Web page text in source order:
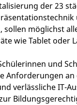
der 23
möglichst
wie Tablet oder
und
an
verlässliche IT-